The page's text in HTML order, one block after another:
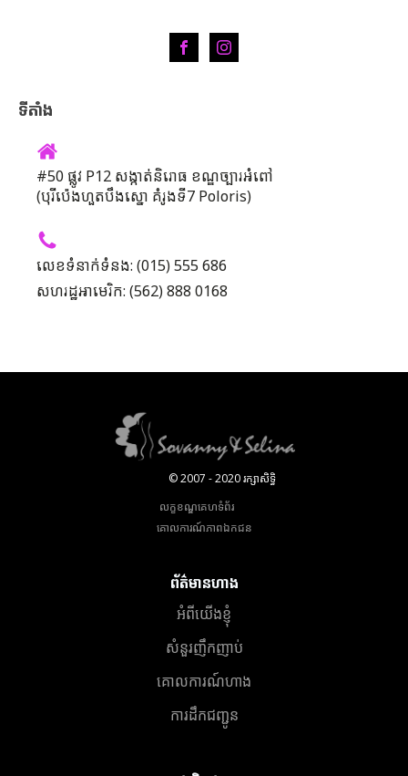
ទីតាំង
#50 ផ្លូវ P12 សង្កាត់និរោធ ខណ្ឌច្បារអំពៅ
(បុរីប៉េងហួតបឹងស្នោ គំរូងទី7 Poloris)
លេខទំនាក់ទំនង: (015) 555 686
សហរដ្ឋអាមេរិក: (562) 888 0168
© 2007 - 2020 រក្សាសិទ្ធិ
លក្ខខណ្ឌគេហទំព័រ
គោលការណ៍​ភាព​ឯកជន
ព័ត៌មានហាង
អំពីយើងខ្ញុំ
សំនួរញឹកញាប់
គោលការណ៍ហាង
ការដឹកជញ្ជូន